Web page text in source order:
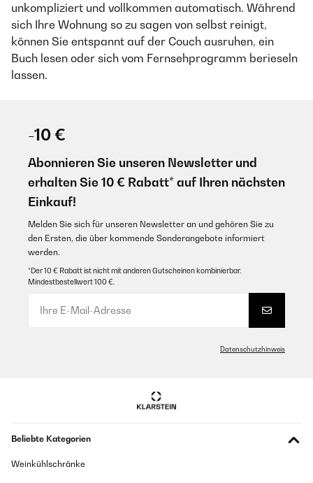
unkompliziert und vollkommen automatisch. Während
sich Ihre Wohnung so zu sagen von selbst reinigt,
können Sie entspannt auf der Couch ausruhen, ein
Buch lesen oder sich vom Fernsehprogramm berieseln
lassen.
-10 €
Abonnieren Sie unseren Newsletter und
erhalten Sie 10 € Rabatt* auf Ihren nächsten
Einkauf!
Melden Sie sich für unseren Newsletter an und gehören Sie zu
den Ersten, die über kommende Sonderangebote informiert
werden.
*Der 10 € Rabatt ist nicht mit anderen Gutscheinen kombinierbar.
Mindestbestellwert 100 €.
Datenschutzhinweis
Beliebte Kategorien
Weinkühlschränke